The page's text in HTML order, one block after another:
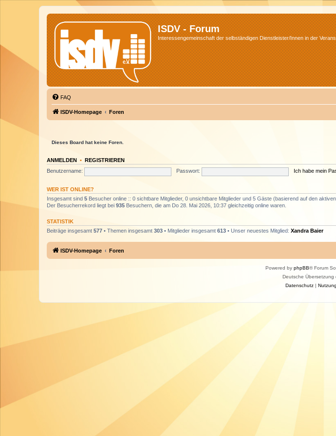
ISDV - Forum
Interessengemeinschaft der selbständigen Dienstleister/Innen in der
FAQ
ISDV-Homepage Foren
Dieses Board hat keine Foren.
ANMELDEN • REGISTRIEREN
Benutzername:
Passwort: Ich habe mein
WER IST ONLINE?
Insgesamt sind 5 Besucher online :: 0 sichtbare Mitglieder, 0 unsichtbare Mitglieder und 5 Gäste (basierend auf den
Der Besucherrekord liegt bei 935 Besuchern, die am Do 28. Mai 2026, 10:37 gleichzeitig online waren.
STATISTIK
Beiträge insgesamt 577 • Themen insgesamt 303 • Mitglieder insgesamt 613 • Unser neuestes Mitglied: Xandra Baier
ISDV-Homepage Foren
Powered by phpBB® Forum
Deutsche Übersetzung
Datenschutz|